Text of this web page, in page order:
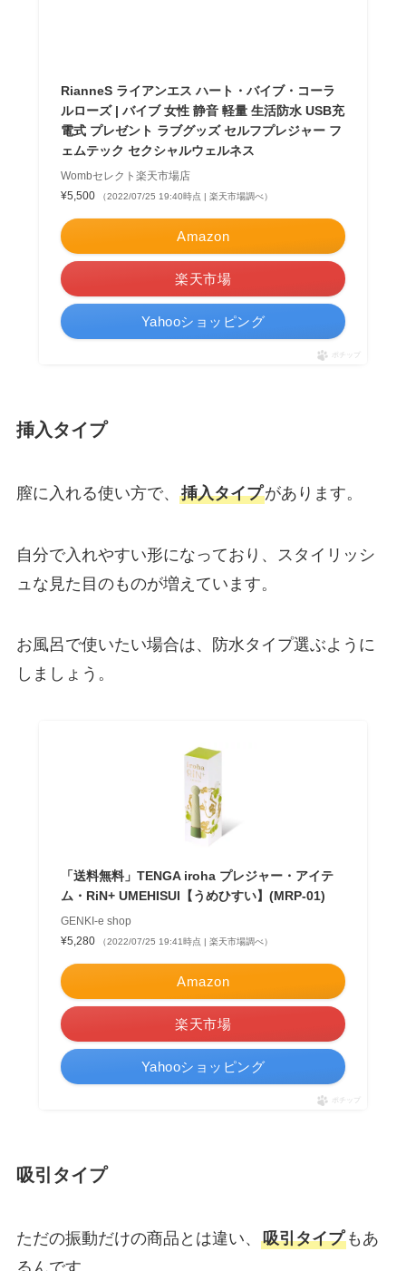
RianneS ライアンエス ハート・バイブ・コーラ
ルローズ | バイブ 女性 静音 軽量 生活防水 USB充
電式 プレゼント ラブグッズ セルフプレジャー フ
ェムテック セクシャルウェルネス
Wombセレクト楽天市場店
¥5,500
（2022/07/25 19:40時点 | 楽天市場調べ）
Amazon
楽天市場
Yahooショッピング
ポチップ
挿入タイプ
膣に入れる使い方で、 挿入タイプがあります。
自分で入れやすい形になっており、スタイリッシ
ュな見た目のものが増えています。
お風呂で使いたい場合は、防水タイプ選ぶように
しましょう。
「送料無料」TENGA iroha プレジャー・アイテ
ム・RiN+ UMEHISUI【うめひすい】(MRP-01)
GENKI-e shop
¥5,280
（2022/07/25 19:41時点 | 楽天市場調べ）
Amazon
楽天市場
Yahooショッピング
ポチップ
吸引タイプ
ただの振動だけの商品とは違い、 吸引タイプもあ
るんです。